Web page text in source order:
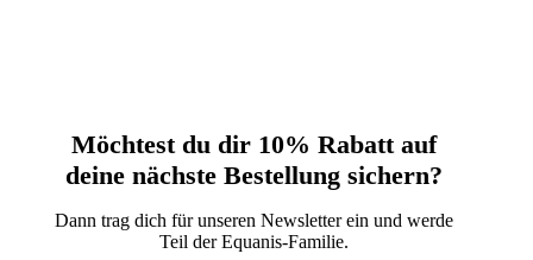
Möchtest du dir 10% Rabatt auf
deine nächste‬ Bestellung sichern?‬
Dann trag dich für unseren Newsletter ein und werde
Teil der Equanis-Familie.‬